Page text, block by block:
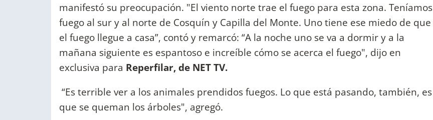
manifestó su preocupación. "El viento norte trae el fuego para esta zona. Teníamos
fuego al sur y al norte de Cosquín y Capilla del Monte. Uno tiene ese miedo de que
el fuego llegue a casa”, contó y remarcó: “A la noche uno se va a dormir y a la
mañana siguiente es espantoso e increíble cómo se acerca el fuego", dijo en
exclusiva para Reperfilar, de NET TV.
“Es terrible ver a los animales prendidos fuegos. Lo que está pasando, también, es
que se queman los árboles", agregó.